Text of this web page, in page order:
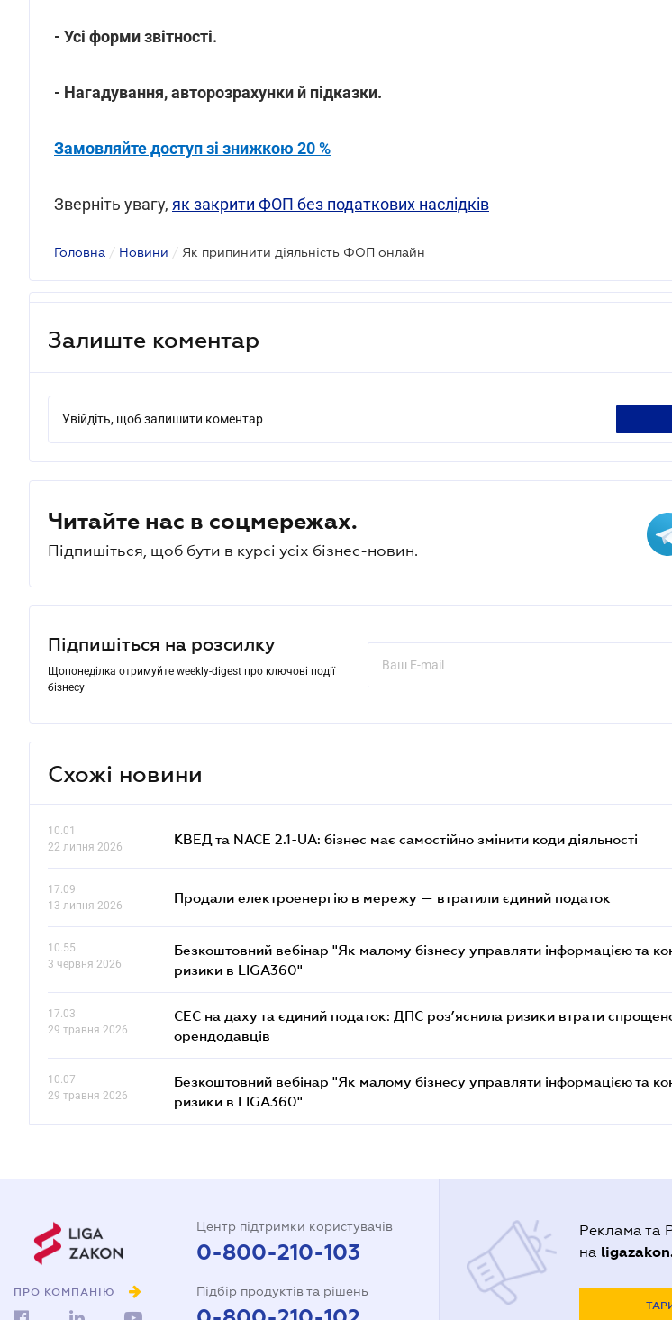
- Усі форми звітності.
- Нагадування, авторозрахунки й підказки.
Замовляйте доступ зі знижкою 20 %
Зверніть увагу, як закрити ФОП без податкових наслідків
Головна / Новини / Як припинити діяльність ФОП онлайн
Залиште коментар
Увійдіть, щоб залишити коментар
Читайте нас в соцмережах.
Підпишіться, щоб бути в курсі усіх бізнес-новин.
Підпишіться на розсилку
Щопонеділка отримуйте weekly-digest про ключові події
бізнесу
Схожі новини
10.01
22 липня 2026
КВЕД та NACE 2.1-UA: бізнес має самостійно змінити коди діяльності
17.09
13 липня 2026
Продали електроенергію в мережу — втратили єдиний податок
10.55
3 червня 2026
Безкоштовний вебінар "Як малому бізнесу управляти інформацією та
ризики в LIGA360"
17.03
29 травня 2026
СЕС на даху та єдиний податок: ДПС роз’яснила ризики втрати
орендодавців
10.07
29 травня 2026
Безкоштовний вебінар "Як малому бізнесу управляти інформацією та
ризики в LIGA360"
ПРО КОМПАНІЮ
Центр підтримки користувачів
0-800-210-103
Підбір продуктів та рішень
Реклама та
на